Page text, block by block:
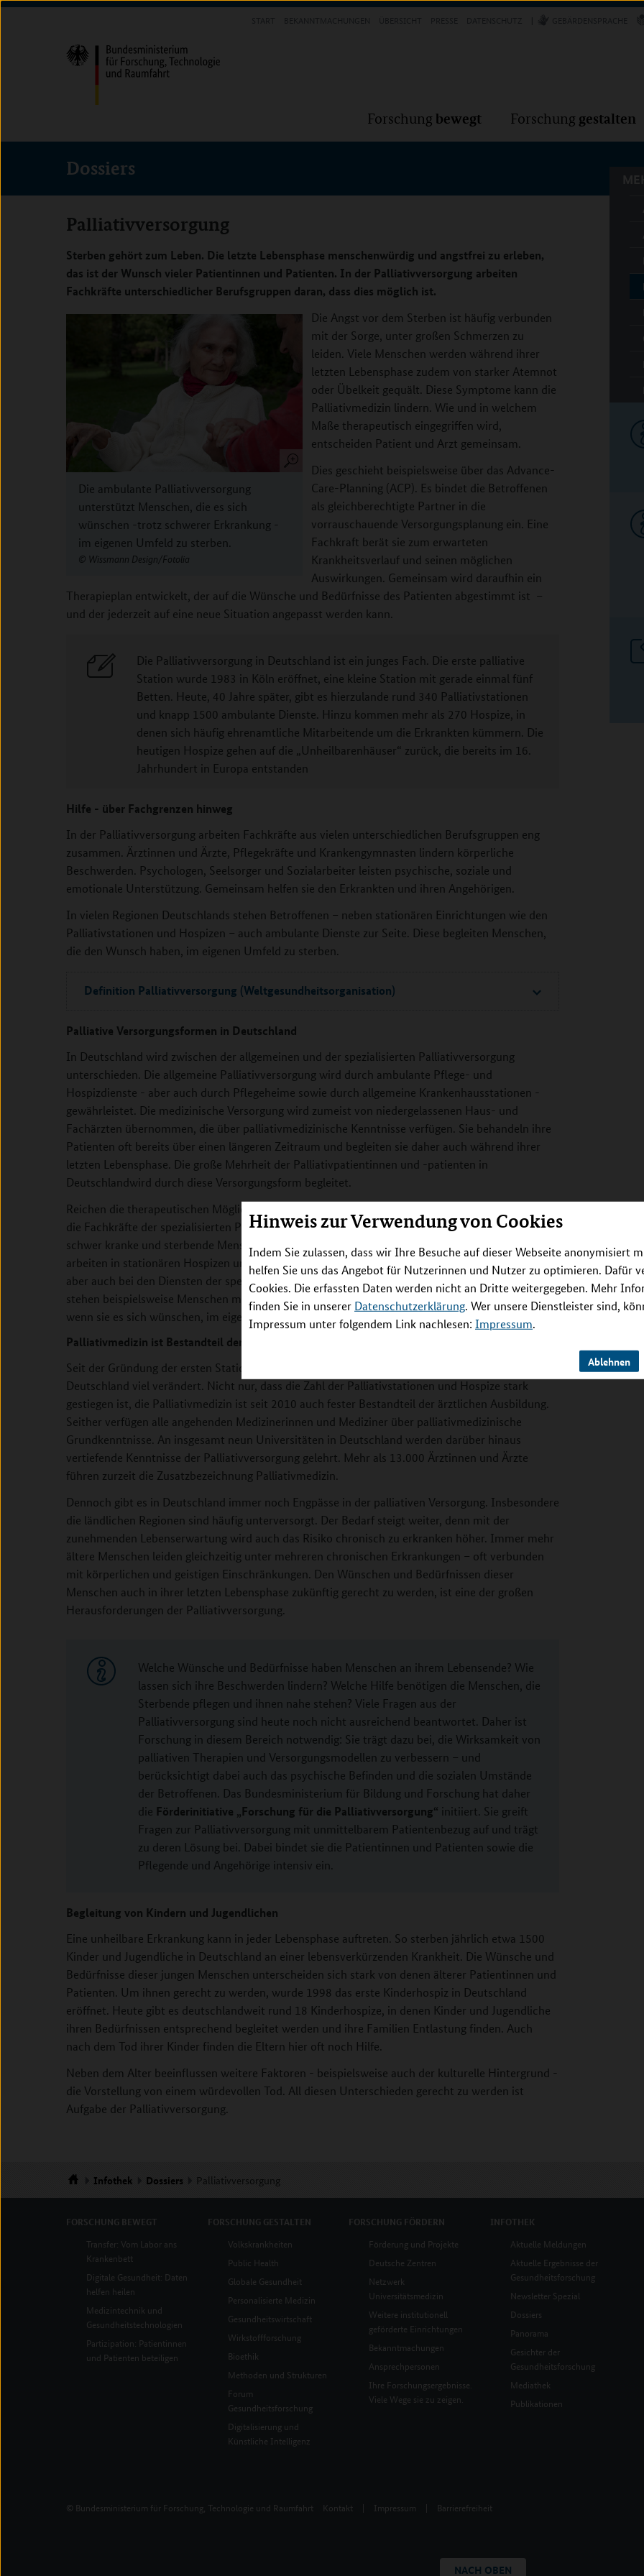
Hinweis zur Verwendung von Cookies
Indem Sie zulassen, dass wir Ihre Besuche auf dieser Webseite anonymisiert
helfen Sie uns das Angebot für Nutzerinnen und Nutzer zu optimieren. Dafür
Cookies. Die erfassten Daten werden nicht an Dritte weitergegeben. Mehr
finden Sie in unserer Datenschutzerklärung. Wer unsere Dienstleister sind,
Impressum unter folgendem Link nachlesen: Impressum.
Ablehnen
Direkt
(Eingabetaste)
Direkt
(Eingabetaste)
Direkt
(Eingabetaste)
Forschung bewegt Forschung gestalten
Dossiers
Palliativversorgung
Sterben gehört zum Leben. Die letzte Lebensphase menschenwürdig und angstfrei zu erleben,
das ist der Wunsch vieler Patientinnen und Patienten. In der Palliativversorgung arbeiten
Fachkräfte unterschiedlicher Berufsgruppen daran, dass dies möglich ist.
Die ambulante Palliativversorgung
unterstützt Menschen, die es sich
wünschen -trotz schwerer Erkrankung -
im eigenen Umfeld zu sterben.
Wissmann Design/Fotolia
Die Angst vor dem Sterben ist häufig verbunden
mit der Sorge, unter großen Schmerzen zu
leiden. Viele Menschen werden während ihrer
letzten Lebensphase zudem von starker Atemnot
oder Übelkeit gequält. Diese Symptome kann die
Palliativmedizin lindern. Wie und in welchem
Maße therapeutisch eingegriffen wird,
entscheiden Patient und Arzt gemeinsam.
Dies geschieht beispielsweise über das Advance-
Care-Planning (ACP). Es bindet die Betroffenen
als gleichberechtigte Partner in die
vorrauschauende Versorgungsplanung ein. Eine
Fachkraft berät sie zum erwarteten
Krankheitsverlauf und seinen möglichen
Auswirkungen. Gemeinsam wird daraufhin ein
Therapieplan entwickelt, der auf die Wünsche und Bedürfnisse des Patienten abgestimmt ist –
und der jederzeit auf eine neue Situation angepasst werden kann.
Die Palliativversorgung in Deutschland ist ein junges Fach. Die erste palliative
Station wurde 1983 in Köln eröffnet, eine kleine Station mit gerade einmal fünf
Betten. Heute, 40 Jahre später, gibt es hierzulande rund 340 Palliativstationen
und knapp 1500 ambulante Dienste. Hinzu kommen mehr als 270 Hospize, in
denen sich häufig ehrenamtliche Mitarbeitende um die Erkrankten kümmern. Die
heutigen Hospize gehen auf die „Unheilbarenhäuser“ zurück, die bereits im 16.
Jahrhundert in Europa entstanden
Hilfe - über Fachgrenzen hinweg
In der Palliativversorgung arbeiten Fachkräfte aus vielen unterschiedlichen Berufsgruppen eng
zusammen. Ärztinnen und Ärzte, Pflegekräfte und Krankengymnasten lindern körperliche
Beschwerden. Psychologen, Seelsorger und Sozialarbeiter leisten psychische, soziale und
emotionale Unterstützung. Gemeinsam helfen sie den Erkrankten und ihren Angehörigen.
In vielen Regionen Deutschlands stehen Betroffenen – neben stationären Einrichtungen wie den
Palliativstationen und Hospizen – auch ambulante Dienste zur Seite. Diese begleiten Menschen,
die den Wunsch haben, im eigenen Umfeld zu sterben.
Definition Palliativversorgung (Weltgesundheitsorganisation)
Palliative Versorgungsformen in Deutschland
In Deutschland wird zwischen der allgemeinen und der spezialisierten Palliativversorgung
unterschieden. Die allgemeine Palliativversorgung wird durch ambulante Pflege- und
Hospizdienste - aber auch durch Pflegeheime sowie durch allgemeine Krankenhausstationen -
gewährleistet. Die medizinische Versorgung wird zumeist von niedergelassenen Haus- und
Fachärzten übernommen, die über palliativmedizinische Kenntnisse verfügen. Sie behandeln ihre
Patienten oft bereits über einen längeren Zeitraum und begleiten sie daher auch während ihrer
letzten Lebensphase. Die große Mehrheit der Palliativpatientinnen und -patienten in
Deutschlandwird durch diese Versorgungsform begleitet.
Reichen die therapeutischen Möglichkeiten der allgemeinen Palliativversorgung nicht aus, werden
die Fachkräfte der spezialisierten Palliativversorgung einbezogen. Sie betreuen ausschließlich
schwer kranke und sterbende Menschen und sind für diese Aufgabe gezielt ausgebildet. Sie
arbeiten in stationären Hospizen und auf spezialisierten Palliativstationen der Krankenhäuser,
aber auch bei den Diensten der spezialisierten ambulanten Palliativversorgung (SAPV). Letztere
stehen beispielsweise Menschen mit einer weit fortgeschrittenen Krebserkrankung zur Seite,
wenn sie es sich wünschen, im eigenen häuslichen Umfeld zu sterben.
Palliativmedizin ist Bestandteil der ärztlichen Ausbildung
Seit der Gründung der ersten Station in Köln 1983 hat sich in der Palliativversorgung in
Deutschland viel verändert. Nicht nur, dass die Zahl der Palliativstationen und Hospize stark
gestiegen ist, die Palliativmedizin ist seit 2010 auch fester Bestandteil der ärztlichen Ausbildung.
Seither verfügen alle angehenden Medizinerinnen und Mediziner über palliativmedizinische
Grundkenntnisse. An insgesamt neun Universitäten in Deutschland werden darüber hinaus
vertiefende Kenntnisse der Palliativversorgung gelehrt. Mehr als 13.000 Ärztinnen und Ärzte
führen zurzeit die Zusatzbezeichnung Palliativmedizin.
Dennoch gibt es in Deutschland immer noch Engpässe in der palliativen Versorgung. Insbesondere
die ländlichen Regionen sind häufig unterversorgt. Der Bedarf steigt weiter, denn mit der
zunehmenden Lebenserwartung wird auch das Risiko chronisch zu erkranken höher. Immer mehr
ältere Menschen leiden gleichzeitig unter mehreren chronischen Erkrankungen – oft verbunden
mit körperlichen und geistigen Einschränkungen. Den Wünschen und Bedürfnissen dieser
Menschen auch in ihrer letzten Lebensphase zukünftig gerecht zu werden, ist eine der großen
Herausforderungen der Palliativversorgung.
Welche Wünsche und Bedürfnisse haben Menschen an ihrem Lebensende? Wie
lassen sich ihre Beschwerden lindern? Welche Hilfe benötigen die Menschen, die
Sterbende pflegen und ihnen nahe stehen? Viele Fragen aus der
Palliativversorgung sind heute noch nicht ausreichend beantwortet. Daher ist
Forschung in diesem Bereich notwendig: Sie trägt dazu bei, die Wirksamkeit von
palliativen Therapien und Versorgungsmodellen zu verbessern – und
berücksichtigt dabei auch das psychische Befinden und die sozialen Umstände
der Betroffenen. Das Bundesministerium für Bildung und Forschung hat daher
die Förderinitiative „Forschung für die Palliativversorgung“ initiiert. Sie greift
Fragen zur Palliativversorgung mit unmittelbarem Patientenbezug auf und trägt
zu deren Lösung bei. Dabei bindet sie die Patientinnen und Patienten sowie die
Pflegende und Angehörige intensiv ein.
Begleitung von Kindern und Jugendlichen
Eine unheilbare Erkrankung kann in jeder Lebensphase auftreten. So sterben jährlich etwa 1500
Kinder und Jugendliche in Deutschland an einer lebensverkürzenden Krankheit. Die Wünsche und
Bedürfnisse dieser jungen Menschen unterscheiden sich stark von denen älterer Patientinnen und
Patienten. Um ihnen gerecht zu werden, wurde 1998 das erste Kinderhospiz in Deutschland
eröffnet. Heute gibt es deutschlandweit rund 18 Kinderhospize, in denen Kinder und Jugendliche
ihren Bedürfnissen entsprechend begleitet werden und ihre Familien Entlastung finden. Auch
nach dem Tod ihrer Kinder finden die Eltern hier oft noch Hilfe.
Neben dem Alter beeinflussen weitere Faktoren - beispielsweise auch der kulturelle Hintergrund -
die Vorstellung von einem würdevollen Tod. All diesen Unterschieden gerecht zu werden ist
Aufgabe der Palliativversorgung.
Infothek Dossiers Palliativversorgung
FORSCHUNG BEWEGT
Transfer: Vom Labor ans
Krankenbett
Digitale Gesundheit: Daten
helfen heilen
Medizintechnik und
Gesundheitstechnologien
Partizipation: Patientinnen
und Patienten beteiligen
FORSCHUNG GESTALTEN
Volkskrankheiten
Public Health
Globale Gesundheit
Personalisierte Medizin
Gesundheitswirtschaft
Wirkstoffforschung
Bioethik
Methoden und Strukturen
Forum
Gesundheitsforschung
Digitalisierung und
Künstliche Intelligenz
FORSCHUNG FÖRDERN
Förderung und Projekte
Deutsche Zentren
Netzwerk
Universitätsmedizin
Weitere institutionell
geförderte Einrichtungen
Bekanntmachungen
Ansprechpersonen
Ihre Forschungsergebnisse.
Viele Wege sie zu zeigen.
INFOTHEK
Aktuelle Meldungen
Aktuelle Ergebnisse der
Gesundheitsforschung
Newsletter Spezial
Dossiers
Panorama
Gesichter der
Gesundheitsforschung
Mediathek
Publikationen
© Bundesministerium für Forschung, Technologie und Raumfahrt Kontakt | Impressum | Barrierefreiheit
NACH OBEN
Forschung Forschung